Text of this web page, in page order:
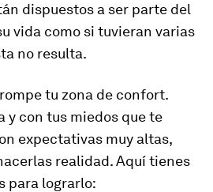
dispuestos a ser parte del
vida como si tuvieran varias
no resulta.
tu zona de confort.
y con tus miedos que te
expectativas muy altas,
realidad. Aquí tienes
para lograrlo: